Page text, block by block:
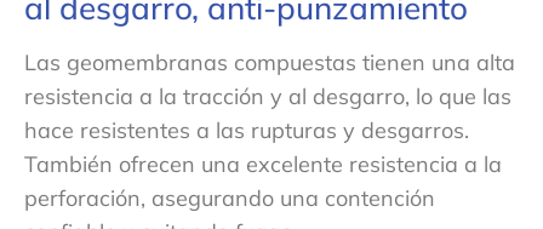
Las geomembranas compuestas tienen una alta
resistencia a la tracción y al desgarro, lo que las
hace resistentes a las rupturas y desgarros.
También ofrecen una excelente resistencia a la
perforación, asegurando una contención